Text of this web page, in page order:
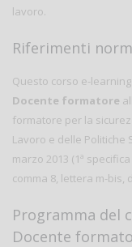
lavoro.
Riferimenti
Questo corso e-
Docente formatore
formatore per la
Lavoro e delle Politiche
marzo 2013 (1ª
comma 8, lettera m-bis,
Programma del
Docente